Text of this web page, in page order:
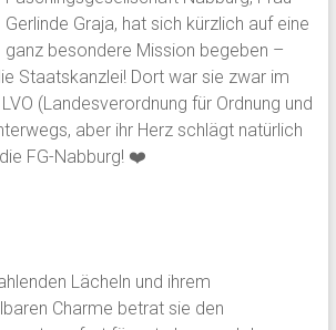
Gerlinde Graja, hat sich kürzlich auf eine
ganz besondere Mission begeben –
Staatskanzlei! Dort war sie zwar im
(Landesverordnung für Ordnung und
aber ihr Herz schlägt natürlich
FG-Nabburg! ❤️
Lächeln und ihrem
Charme betrat sie den